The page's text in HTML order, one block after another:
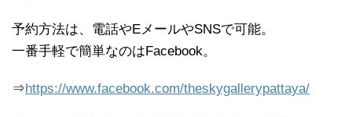
予約方法は、電話やEメールやSNSで可能。
一番手軽で簡単なのはFacebook。
⇒https://www.facebook.com/theskygallerypattaya/